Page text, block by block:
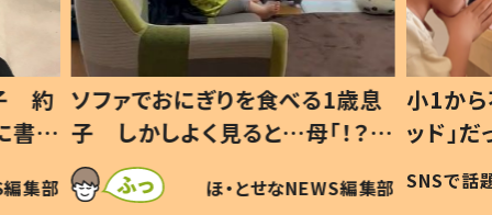
歳息
？」
編集部
小1から不登校、息子は「ギフテ
ッド」だった 父が“ウチ給食”を
作り続ける理由とは #令和の親
#令和の子
SNSで話題 ほ・とせなNEWS編集部
ひ孫
が、抱
「涙
い」